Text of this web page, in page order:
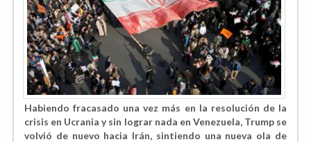
Habiendo fracasado una vez más en la resolución de la
crisis en Ucrania y sin lograr nada en Venezuela, Trump se
volvió de nuevo hacia Irán, sintiendo una nueva ola de